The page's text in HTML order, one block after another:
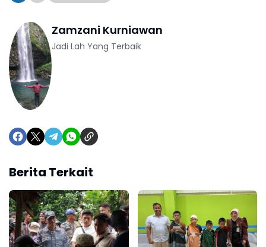
Zamzani Kurniawan
Jadi Lah Yang Terbaik
Berita Terkait